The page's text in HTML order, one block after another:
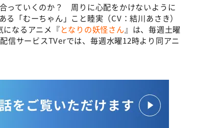
っていくのか？ 周りに心配をかけないように
「むーちゃん」こと睦実（CV：結川あさき）
なるアニメ『となりの妖怪さん 』は、毎週土曜
信サービスTVerでは、毎週水曜12時より同アニ